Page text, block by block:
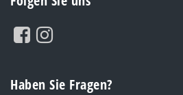
Haben Sie Fragen?